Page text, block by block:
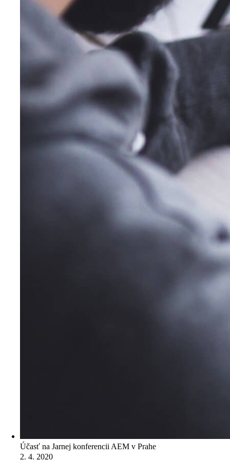
Účasť na Jarnej konferencii AEM v Prahe
2. 4. 2020